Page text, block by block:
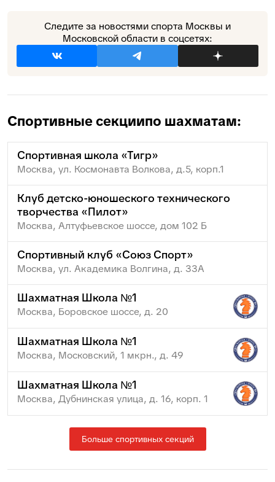
Следите за новостями спорта Москвы и
Московской области в соцсетях:
Спортивные секциипо шахматам:
Спортивная школа «Тигр»
Москва, ул. Космонавта Волкова, д.5, корп.1
Клуб детско-юношеского технического
творчества «Пилот»
Москва, Алтуфьевское шоссе, дом 102 Б
Спортивный клуб «Союз Спорт»
Москва, ул. Академика Волгина, д. 33А
Шахматная Школа №1
Москва, Боровское шоссе, д. 20
Шахматная Школа №1
Москва, Московский, 1 мкрн., д. 49
Шахматная Школа №1
Москва, Дубнинская улица, д. 16, корп. 1
Больше спортивных секций